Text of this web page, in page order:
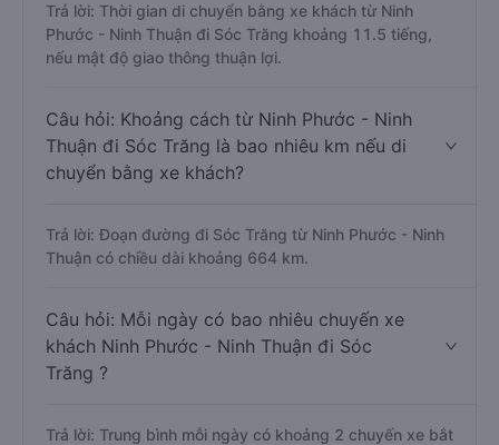
Trả lời: Thời gian di chuyển bằng xe khách từ Ninh
Phước - Ninh Thuận đi Sóc Trăng khoảng 11.5 tiếng,
nếu mật độ giao thông thuận lợi.
Câu hỏi: Khoảng cách từ Ninh Phước - Ninh
Thuận đi Sóc Trăng là bao nhiêu km nếu di
chuyển bằng xe khách?
Trả lời: Đoạn đường đi Sóc Trăng từ Ninh Phước - Ninh
Thuận có chiều dài khoảng 664 km.
Câu hỏi: Mỗi ngày có bao nhiêu chuyến xe
khách Ninh Phước - Ninh Thuận đi Sóc
Trăng ?
Trả lời: Trung bình mỗi ngày có khoảng 2 chuyến xe bắt